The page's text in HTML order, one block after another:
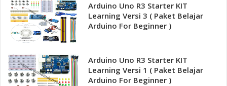
Arduino Uno R3 Starter KIT
Learning Versi 3 ( Paket Belajar
Arduino For Beginner )
Arduino Uno R3 Starter KIT
Learning Versi 1 ( Paket Belajar
Arduino For Beginner )